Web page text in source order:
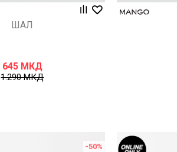
ШАЛ
645 МКД
1.290МКД
-50%